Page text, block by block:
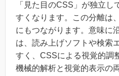
「見た目のCSS」が独立
すくなります。この分離は
にもつながります。意味に
は、読み上げソフトや検索
すく、CSSによる視覚的調
機械的解析と視覚的表示の